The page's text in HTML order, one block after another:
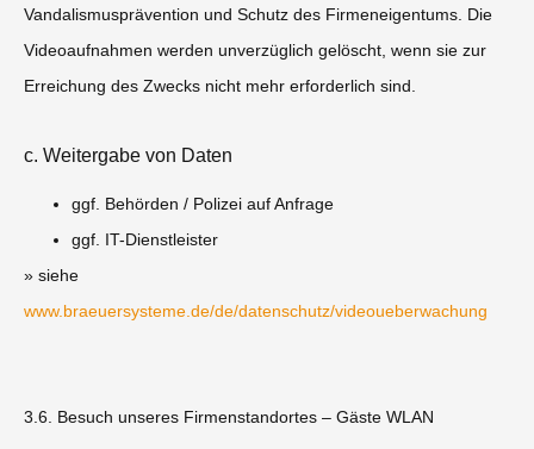
Vandalismusprävention und Schutz des Firmeneigentums. Die
Videoaufnahmen werden unverzüglich gelöscht, wenn sie zur
Erreichung des Zwecks nicht mehr erforderlich sind.
c. Weitergabe von Daten
ggf. Behörden / Polizei auf Anfrage
ggf. IT-Dienstleister
» siehe
www.braeuersysteme.de/de/datenschutz/videoueberwachung
3.6. Besuch unseres Firmenstandortes – Gäste WLAN